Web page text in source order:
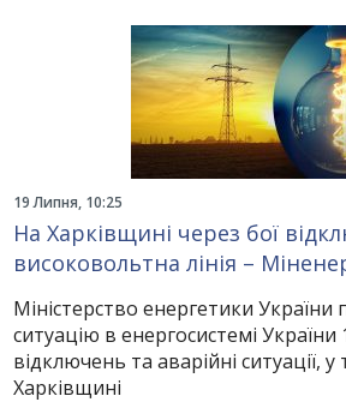
19 Липня, 10:25
На Харківщині через бої
високовольтна лінія –
Міністерство енергетики
ситуацію в енергосистемі України
відключень та аварійні ситуації, у
Харківщині